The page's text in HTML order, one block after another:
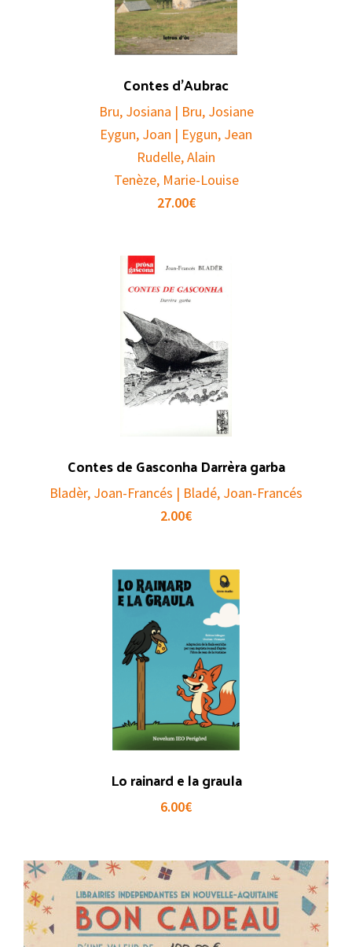
Contes d’Aubrac
Bru, Josiana | Bru, Josiane
Eygun, Joan | Eygun, Jean
Rudelle, Alain
Tenèze, Marie-Louise
27.00€
Contes de Gasconha Darrèra garba
Bladèr, Joan-Francés | Bladé, Joan-Francés
2.00€
Lo rainard e la graula
6.00€